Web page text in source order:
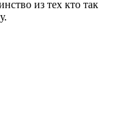
из тех кто так